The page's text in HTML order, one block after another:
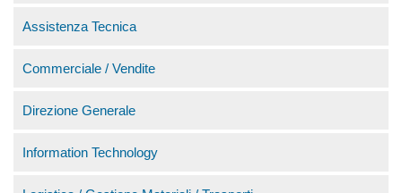
Assistenza Tecnica
Commerciale / Vendite
Direzione Generale
Information Technology